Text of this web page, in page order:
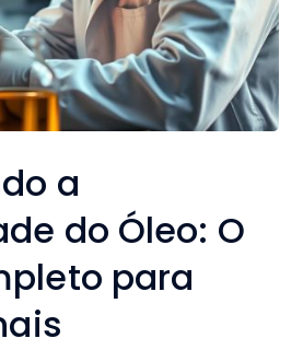
a
do Óleo: O
para